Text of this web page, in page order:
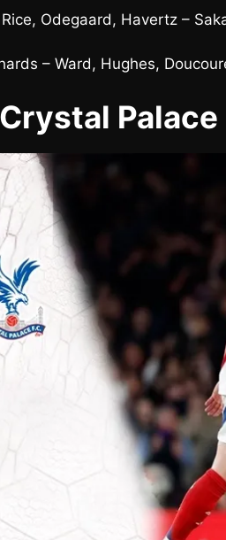
Odegaard, Havertz –
– Ward, Hughes,
Palace